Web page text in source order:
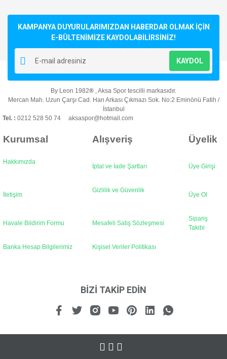
Yorum Yaz
kullanarak tarafımıza iletebilirsiniz.
Görüş ve önerileriniz için teşekkür ederiz.
Ürün resmi kalitesiz, bozuk veya görüntülenemiyor.
Ürün açıklamasında eksik bilgiler bulunuyor.
Ürün bilgilerinde hatalar bulunuyor.
Ürün fiyatı diğer sitelerden daha pahalı.
Bu ürüne benzer farklı alternatifler olmalı.
KAMPANYA DUYURULARIMIZDAN HABERDAR OLMAK İÇİN
E-BÜLTENİMİZE KAYDOLABİLİRSİNİZ!
KAYDOL
By Leon 1982® , Aksa Spor tescilli markasıdır.
Mercan Mah. Uzun Çarşı Cad. Han Arkası Çıkmazı Sok. No:2 Eminönü Fatih /
İstanbul
Tel. : 0212 528 50 74 aksaspor@hotmail.com
Kurumsal Alışveriş Üyelik
Hakkımızda
İptal ve İade Şartları Üye Girişi
İletişim
Gizlilik ve Güvenlik
Üye Ol
Havale Bildirim Formu Mesafeli Satış Sözleşmesi
Sipariş
Takibi
Banka Hesap Bilgilerimiz Kişisel Veriler Politikası
BİZİ TAKİP EDİN